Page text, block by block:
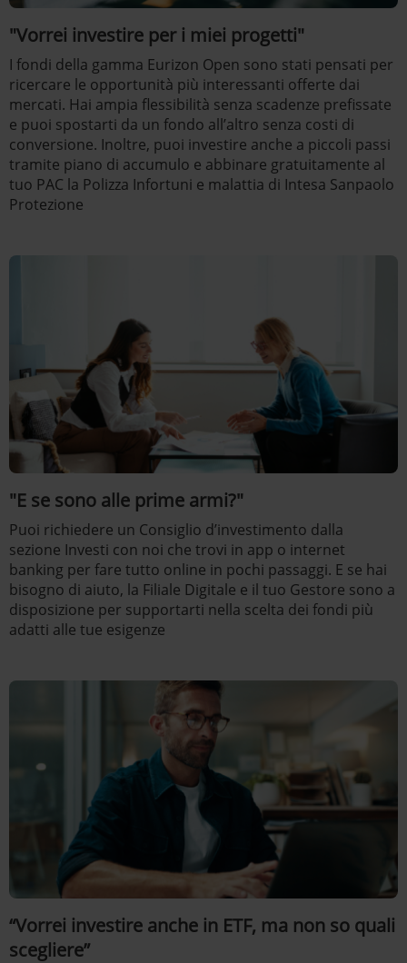
"Vorrei investire per i miei progetti"
I fondi della gamma Eurizon Open sono stati pensati per
ricercare le opportunità più interessanti offerte dai
mercati. Hai ampia flessibilità senza scadenze prefissate
e puoi spostarti da un fondo all’altro senza costi di
conversione. Inoltre, puoi investire anche a piccoli passi
tramite piano di accumulo e abbinare gratuitamente al
tuo PAC la Polizza Infortuni e malattia di Intesa Sanpaolo
Protezione
"E se sono alle prime armi?"
Puoi richiedere un Consiglio d’investimento dalla
sezione Investi con noi che trovi in app o internet
banking per fare tutto online in pochi passaggi. E se hai
bisogno di aiuto, la Filiale Digitale e il tuo Gestore sono a
disposizione per supportarti nella scelta dei fondi più
adatti alle tue esigenze
“Vorrei investire anche in ETF, ma non so quali
scegliere”